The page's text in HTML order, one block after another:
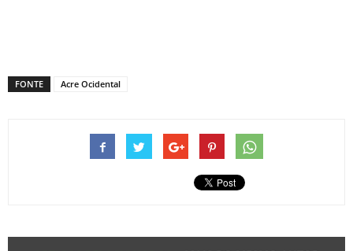
FONTE Acre Ocidental